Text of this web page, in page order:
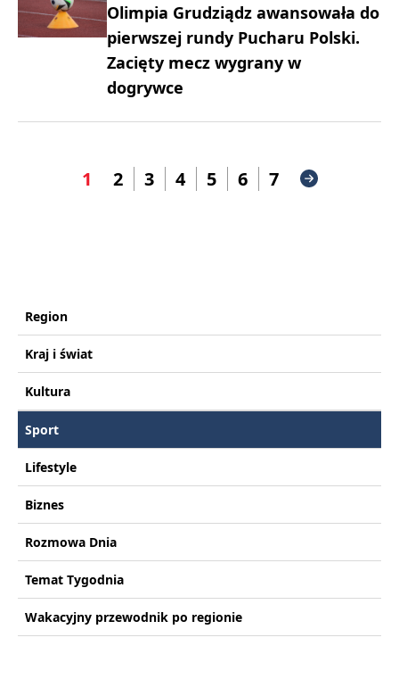
Olimpia Grudziądz awansowała do
pierwszej rundy Pucharu Polski.
Zacięty mecz wygrany w
dogrywce
1 2 3 4 5 6 7
Region
Kraj i świat
Kultura
Sport
Lifestyle
Biznes
Rozmowa Dnia
Temat Tygodnia
Wakacyjny przewodnik po regionie